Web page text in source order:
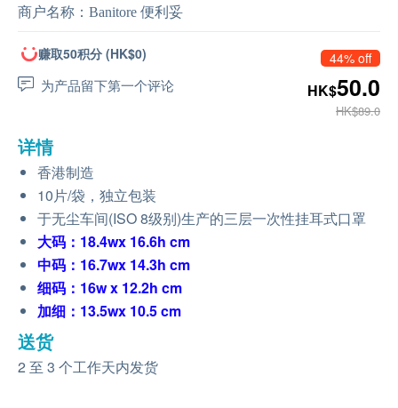
商户名称： Banitore 便利妥
赚取50积分 (HK$0)
为产品留下第一个评论
44% off
HK$50.0
HK$89.0
详情
香港制造
10片/袋，独立包装
于无尘车间(ISO 8级别)生产的三层一次性挂耳式口罩
大码：18.4wx 16.6h cm
中码：16.7wx 14.3h cm
细码：16w x 12.2h cm
加细：13.5wx 10.5 cm
送货
2 至 3 个工作天内发货